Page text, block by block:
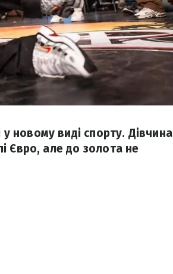
новому виді спорту. Дівчина
Євро, але до золота не